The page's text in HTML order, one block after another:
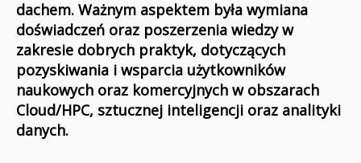
dachem. Ważnym aspektem była wymiana
doświadczeń oraz poszerzenia wiedzy w
zakresie dobrych praktyk, dotyczących
pozyskiwania i wsparcia użytkowników
naukowych oraz komercyjnych w obszarach
Cloud/HPC, sztucznej inteligencji oraz analityki
danych.